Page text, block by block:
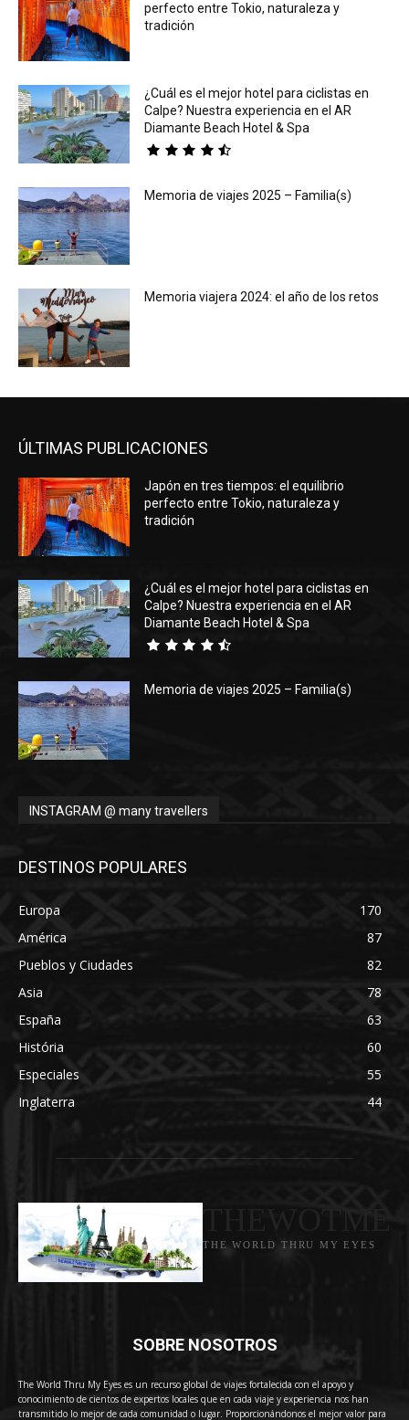
perfecto entre Tokio, naturaleza y
tradición
¿Cuál es el mejor hotel para ciclistas en
Calpe? Nuestra experiencia en el AR
Diamante Beach Hotel & Spa
Memoria de viajes 2025 – Familia(s)
Memoria viajera 2024: el año de los retos
ÚLTIMAS PUBLICACIONES
Japón en tres tiempos: el equilibrio
perfecto entre Tokio, naturaleza y
tradición
¿Cuál es el mejor hotel para ciclistas en
Calpe? Nuestra experiencia en el AR
Diamante Beach Hotel & Spa
Memoria de viajes 2025 – Familia(s)
INSTAGRAM @ many travellers
DESTINOS POPULARES
Europa
170
América
87
Pueblos y Ciudades
82
Asia
78
España
63
História
60
Especiales
55
Inglaterra
44
THE WORLD THRU MY EYES
SOBRE NOSOTROS
The World Thru My Eyes es un recurso global de viajes fortalecida con el apoyo y
conocimiento de cientos de expertos locales que en cada viaje y experiencia nos han
transmitido lo mejor de cada comunidad o lugar. Proporcionándonos el mejor valor para